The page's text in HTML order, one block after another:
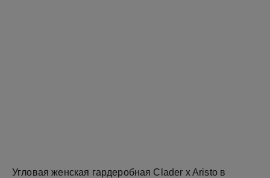
Угловая женская гардеробная Clader x Aristo в